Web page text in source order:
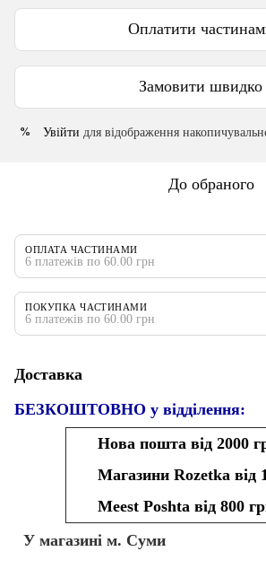
Оплатити
Замовити швидко
% Увійти для відображення
До обраного
ОПЛАТА ЧАСТИНАМИ
6 платежів по 60.00 грн
ПОКУПКА ЧАСТИНАМИ
6 платежів по 60.00 грн
Доставка
БЕЗКОШТОВНО у відділення:
Нова пошта від 2000
Магазини Rozetka від
Meest Poshta від 800
У магазині м. Суми